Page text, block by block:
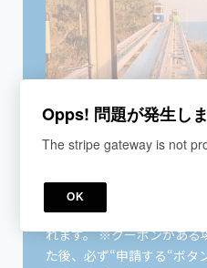
ラーニングプログラム
ャンク×Vlogシャドーイ
※初回決済時に3,980円
れます。 ※クーポンがある
た後、必ず“申請する“ボ
Opps! 問題が発生し
The stripe gateway is not
OK